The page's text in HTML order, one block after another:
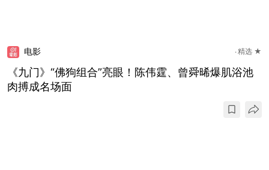
电影 精选 ★
《九门》“佛狗组合”亮眼！陈伟霆、曾舜晞爆肌浴池
肉搏成名场面